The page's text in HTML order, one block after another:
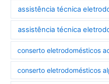
assistência técnica
assistência técnica
conserto eletrodomésticos
conserto eletrodomésticos